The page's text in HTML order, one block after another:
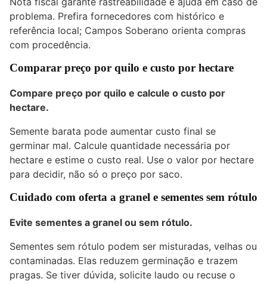
problema. Prefira fornecedores com histórico e
referência local; Campos Soberano orienta compras
com procedência.
Comparar preço por quilo e custo por hectare
Compare preço por quilo e calcule o custo por
hectare.
Semente barata pode aumentar custo final se
germinar mal. Calcule quantidade necessária por
hectare e estime o custo real. Use o valor por hectare
para decidir, não só o preço por saco.
Cuidado com oferta a granel e sementes sem rótulo
Evite sementes a granel ou sem rótulo.
Sementes sem rótulo podem ser misturadas, velhas ou
contaminadas. Elas reduzem germinação e trazem
pragas. Se tiver dúvida, solicite laudo ou recuse o